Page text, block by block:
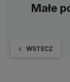
Małe
WSTECZ